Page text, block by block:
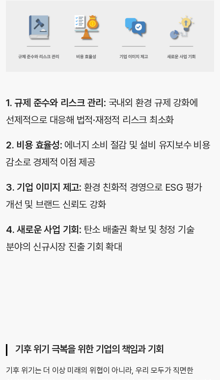
1. 규제 준수와 리스크 관리 : 국내외 환경 규제 강화에
선제적으로 대응해 법적·재정적 리스크 최소화
2. 비용 효율성: 에너지 소비 절감 및 설비 유지보수 비용
감소로 경제적 이점 제공
3. 기업 이미지 제고: 환경 친화적 경영으로 ESG 평가
개선 및 브랜드 신뢰도 강화
4. 새로운 사업 기회 : 탄소 배출권 확보 및 청정 기술
분야의 신규시장 진출 기회 확대
기후 위기 극복을 위한 기업의 책임과 기회
기후 위기는 더 이상 미래의 위협이 아니라, 우리 모두가 직면한